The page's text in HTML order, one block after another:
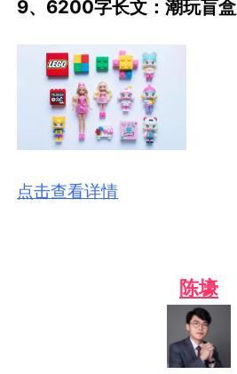
9、6200字长文：潮玩盲
点击查看详情
陈壕